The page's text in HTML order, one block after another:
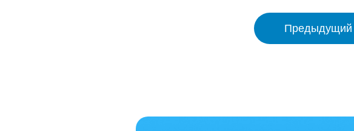
Предыдущий